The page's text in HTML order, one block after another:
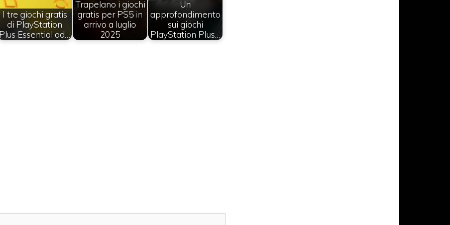
I tre giochi gratis
di PlayStation
Plus Essential ad…
Trapelano i giochi
gratis per PS5 in
arrivo a luglio
2025
Un
approfondimento
sui giochi
PlayStation Plus…